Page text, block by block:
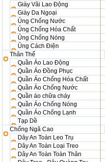
Giày Vãi Lao Động
Giày Da Ngoại
Ủng Chống Nước
Ủng Chống Hóa Chất
Ủng Chống Nóng
Ủng Cách Điện
Thân Thể
Quần Áo Lao Động
Quần Áo Đồng Phục
Quần Áo Chống Hóa Chất
Quần Áo Chống Nước
Quần áo chữa cháy
Quần Áo Chống Nóng
Quần Áo Chống Lạnh
Tạp Dề
Chống Ngã Cao
Dây An Toàn Leo Trụ
Dây An Toàn Loại Treo
Dây An Toàn Toàn Thân